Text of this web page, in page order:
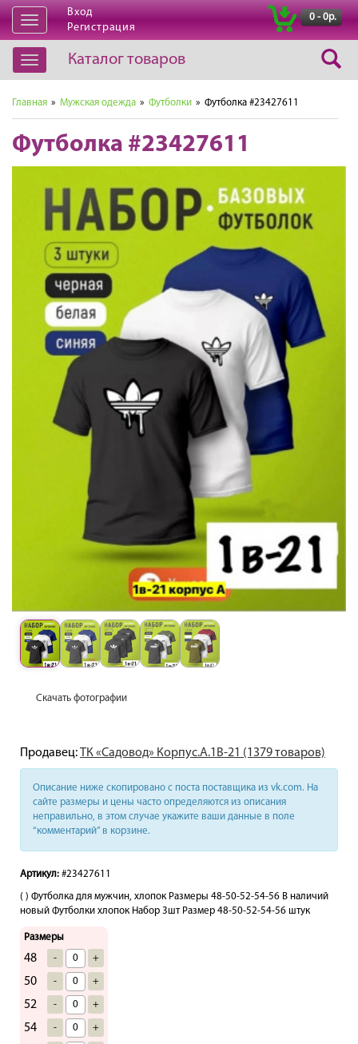
Открыть
навигацию
Вход
Регистрация
0 - 0р.
Открыть
навигацию
Каталог товаров
Главная » Мужская одежда » Футболки » Футболка #23427611
Футболка #23427611
Скачать фотографии
Продавец:ТК «Садовод» Корпус.А.1В-21 (1379 товаров)
Описание ниже скопировано с поста поставщика из vk.com. На
сайте размеры и цены часто определяются из описания
неправильно, в этом случае укажите ваши данные в поле
“комментарий” в корзине.
Артикул: #23427611
( ) Футболка для мужчин, хлопок Размеры 48-50-52-54-56 В наличий
новый Футболки хлопок Набор 3шт Размер 48-50-52-54-56 штук
Размеры
48 - +
50 - +
52 - +
54 - +